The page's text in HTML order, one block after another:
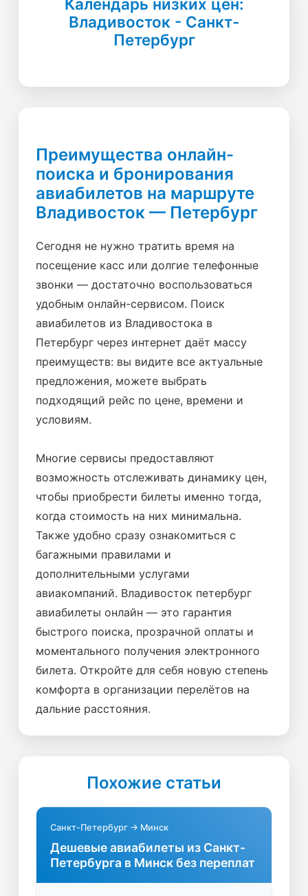
Календарь низких цен:
Владивосток - Санкт-
Петербург
Преимущества онлайн-
поиска и бронирования
авиабилетов на маршруте
Владивосток — Петербург
Сегодня не нужно тратить время на
посещение касс или долгие телефонные
звонки — достаточно воспользоваться
удобным онлайн-сервисом. Поиск
авиабилетов из Владивостока в
Петербург через интернет даёт массу
преимуществ: вы видите все актуальные
предложения, можете выбрать
подходящий рейс по цене, времени и
условиям.
Многие сервисы предоставляют
возможность отслеживать динамику цен,
чтобы приобрести билеты именно тогда,
когда стоимость на них минимальна.
Также удобно сразу ознакомиться с
багажными правилами и
дополнительными услугами
авиакомпаний. Владивосток петербург
авиабилеты онлайн — это гарантия
быстрого поиска, прозрачной оплаты и
моментального получения электронного
билета. Откройте для себя новую степень
комфорта в организации перелётов на
дальние расстояния.
Похожие статьи
Санкт-Петербург → Минск
Дешевые авиабилеты из Санкт-
Петербурга в Минск без переплат